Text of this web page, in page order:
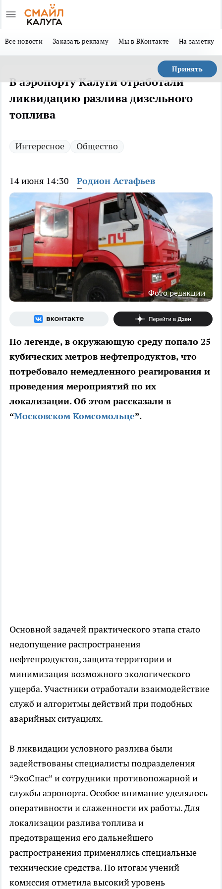
Все новости Заказать рекламу Мы в ВКонтакте На заметку
Принять
В аэропорту Калуги отработали
ликвидацию разлива дизельного
топлива
Интересное Общество
14 июня 14:30 Родион Астафьев
Фото редакции
По легенде, в окружающую среду попало 25
кубических метров нефтепродуктов, что
потребовало немедленного реагирования и
проведения мероприятий по их
локализации. Об этом рассказали в
“Московском Комсомольце”.
Основной задачей практического этапа стало
недопущение распространения
нефтепродуктов, защита территории и
минимизация возможного экологического
ущерба. Участники отработали взаимодействие
служб и алгоритмы действий при подобных
аварийных ситуациях.
В ликвидации условного разлива были
задействованы специалисты подразделения
“ЭкоСпас” и сотрудники противопожарной и
службы аэропорта. Особое внимание уделялось
оперативности и слаженности их работы. Для
локализации разлива топлива и
предотвращения его дальнейшего
распространения применялись специальные
технические средства. По итогам учений
комиссия отметила высокий уровень